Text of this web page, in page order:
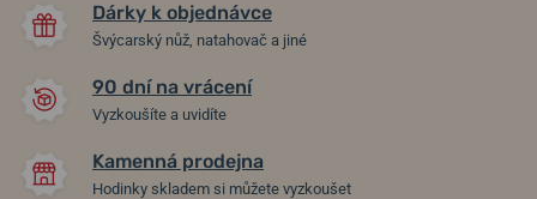
Dárky k objednávce
Švýcarský nůž, natahovač a jiné
90 dní na vrácení
Vyzkoušíte a uvidíte
Kamenná prodejna
Hodinky skladem si můžete vyzkoušet